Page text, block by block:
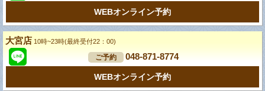
WEBオンライン予約
大宮店 10時~23時(最終受付22：00)
ご予約 048-871-8774
WEBオンライン予約